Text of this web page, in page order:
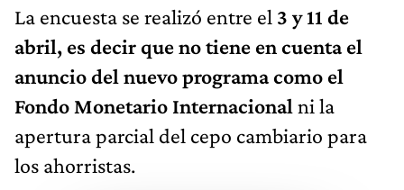
La encuesta se realizó entre el 3 y 11 de
abril, es decir que no tiene en cuenta el
anuncio del nuevo programa como el
Fondo Monetario Internacional ni la
apertura parcial del cepo cambiario para
los ahorristas.